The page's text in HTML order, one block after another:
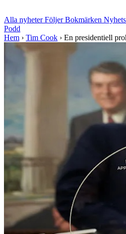
Alla nyheterFöljerBokmärken
Podd
Hem › Tim Cook › En presidentiell